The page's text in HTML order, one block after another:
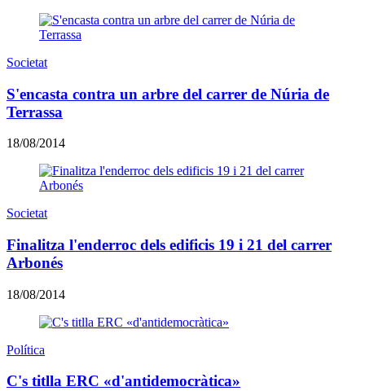
Societat
S'encasta contra un arbre del carrer de Núria de
Terrassa
18/08/2014
Societat
Finalitza l'enderroc dels edificis 19 i 21 del carrer
Arbonés
18/08/2014
Política
C's titlla ERC «d'antidemocràtica»